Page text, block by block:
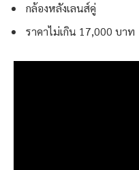
กล้องหลังเลนส์คู่
ราคาไม่เกิน 17,000 บาท